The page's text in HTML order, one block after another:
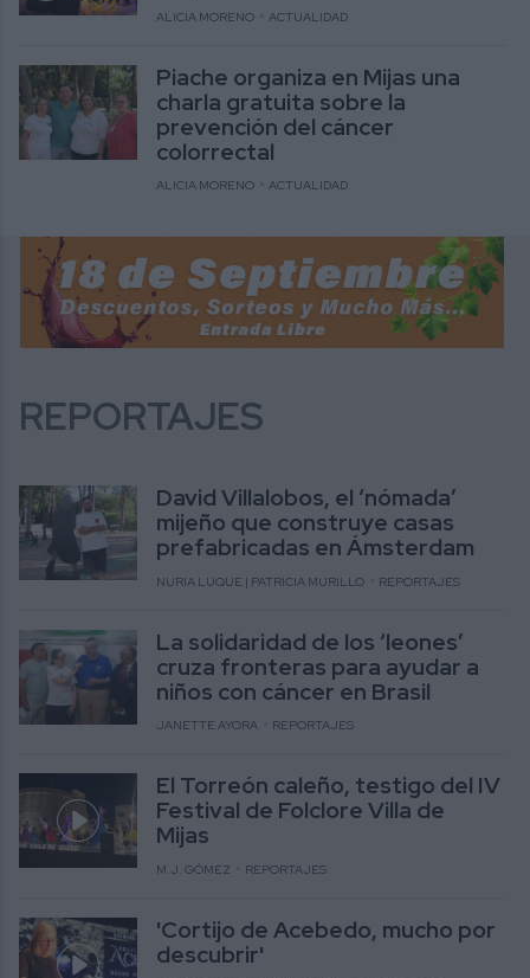
ALICIA MORENO ACTUALIDAD
Piache organiza en Mijas una
charla gratuita sobre la
prevención del cáncer
colorrectal
ALICIA MORENO ACTUALIDAD
REPORTAJES
David Villalobos, el ‘nómada’
mijeño que construye casas
prefabricadas en Ámsterdam
NURIA LUQUE | PATRICIA MURILLO REPORTAJES
La solidaridad de los ‘leones’
cruza fronteras para ayudar a
niños con cáncer en Brasil
JANETTE AYORA REPORTAJES
El Torreón caleño, testigo del IV
Festival de Folclore Villa de
Mijas
M.J. GÓMEZ REPORTAJES
'Cortijo de Acebedo, mucho por
descubrir'